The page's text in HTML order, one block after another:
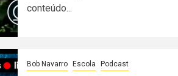
conteúdo...
Bob Navarro Escola Podcast